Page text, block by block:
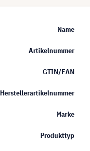
Name
Artikelnummer
GTIN/EAN
Herstellerartikelnummer
Marke
Produkttyp